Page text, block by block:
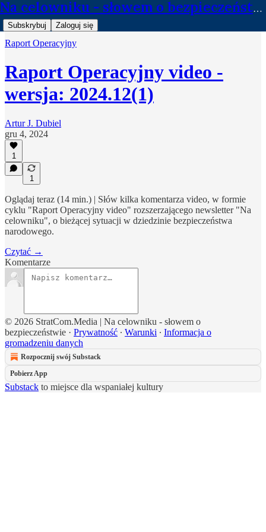
Na celowniku - słowem o bezpieczeństwie
Subskrybuj Zaloguj się
Raport Operacyjny
Raport Operacyjny video -
wersja: 2024.12(1)
Artur J. Dubiel
gru 4, 2024
1
1
Oglądaj teraz (14 min.) | Słów kilka komentarza video, w formie
cyklu "Raport Operacyjny video" rozszerzającego newsletter "Na
celowniku", o bieżącej sytuacji w dziedzinie bezpieczeństwa
narodowego.
Czytać →
Komentarze
© 2026 StratCom.Media | Na celowniku - słowem o
bezpieczeństwie · Prywatność ∙ Warunki ∙ Informacja o
gromadzeniu danych
Rozpocznij swój Substack
Pobierz App
Substack to miejsce dla wspaniałej kultury